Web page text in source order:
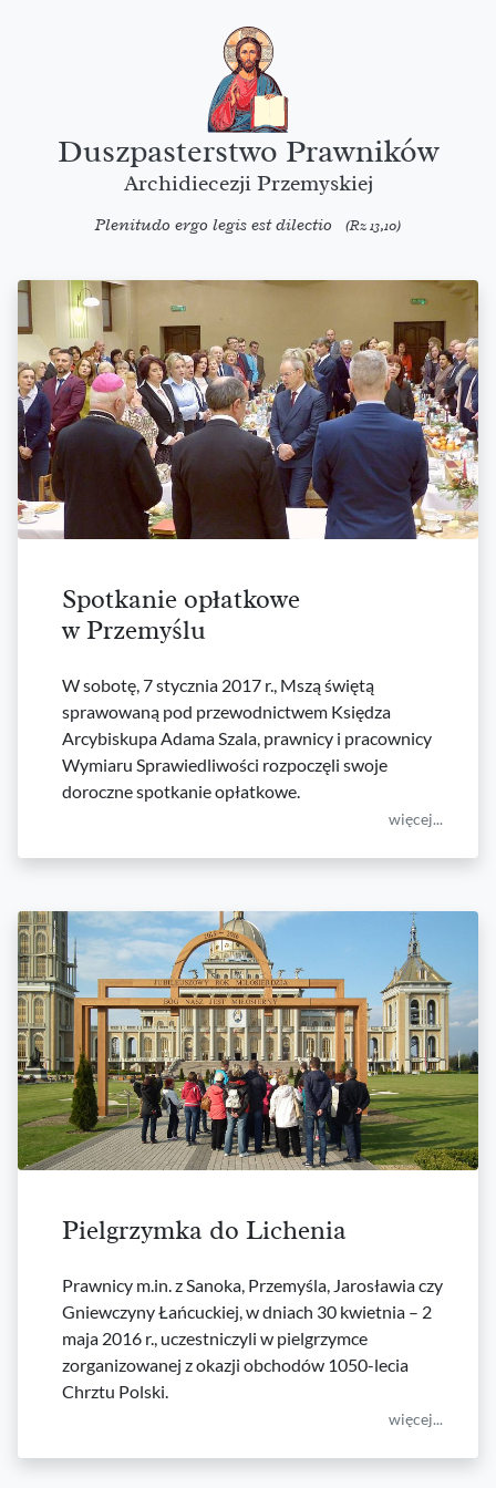
Duszpasterstwo Prawników
Archidiecezji Przemyskiej
Plenitudo ergo legis est dilectio (Rz 13,10)
Spotkanie opłatkowe
w Przemyślu
W sobotę, 7 stycznia 2017 r., Mszą świętą
sprawowaną pod przewodnictwem Księdza
Arcybiskupa Adama Szala, prawnicy i pracownicy
Wymiaru Sprawiedliwości rozpoczęli swoje
doroczne spotkanie opłatkowe.
więcej...
Pielgrzymka do Lichenia
Prawnicy m.in. z Sanoka, Przemyśla, Jarosławia czy
Gniewczyny Łańcuckiej, w dniach 30 kwietnia – 2
maja 2016 r., uczestniczyli w pielgrzymce
zorganizowanej z okazji obchodów 1050-lecia
Chrztu Polski.
więcej...